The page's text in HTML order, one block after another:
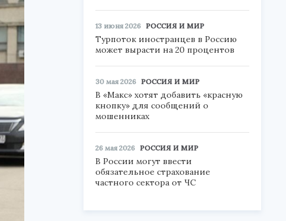
13 июня 2026 РОССИЯ И МИР
Турпоток иностранцев в Россию
может вырасти на 20 процентов
30 мая 2026 РОССИЯ И МИР
В «Макс» хотят добавить «красную
кнопку» для сообщений о
мошенниках
26 мая 2026 РОССИЯ И МИР
В России могут ввести
обязательное страхование
частного сектора от ЧС